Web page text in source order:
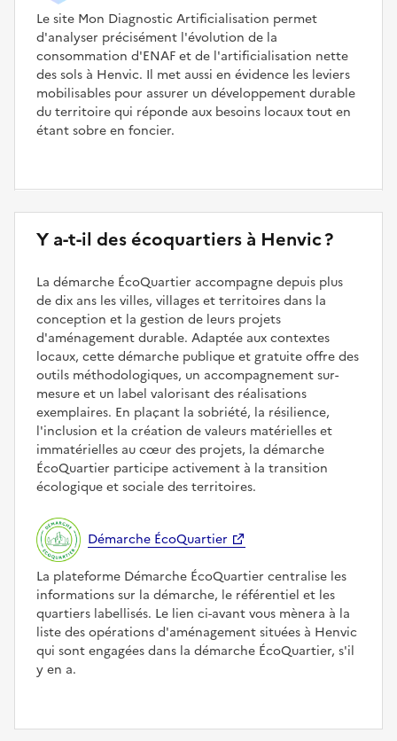
Le site Mon Diagnostic Artificialisation permet
d'analyser précisément l'évolution de la
consommation d'ENAF et de l'artificialisation nette
des sols à Henvic. Il met aussi en évidence les leviers
mobilisables pour assurer un développement durable
du territoire qui réponde aux besoins locaux tout en
étant sobre en foncier.
Y a-t-il des écoquartiers à Henvic ?
La démarche ÉcoQuartier accompagne depuis plus
de dix ans les villes, villages et territoires dans la
conception et la gestion de leurs projets
d'aménagement durable. Adaptée aux contextes
locaux, cette démarche publique et gratuite offre des
outils méthodologiques, un accompagnement sur-
mesure et un label valorisant des réalisations
exemplaires. En plaçant la sobriété, la résilience,
l'inclusion et la création de valeurs matérielles et
immatérielles au cœur des projets, la démarche
ÉcoQuartier participe activement à la transition
écologique et sociale des territoires.
Démarche ÉcoQuartier
La plateforme Démarche ÉcoQuartier centralise les
informations sur la démarche, le référentiel et les
quartiers labellisés. Le lien ci-avant vous mènera à la
liste des opérations d'aménagement situées à Henvic
qui sont engagées dans la démarche ÉcoQuartier, s'il
y en a.